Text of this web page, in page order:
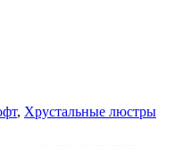
, Хрустальные люстры